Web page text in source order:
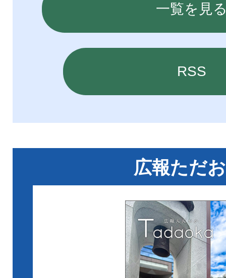
2026年07月31日
広報2026
2026年07月29日
忠岡町老
集
2026年07月29日 空家除却
2026年07月29日
【受付中
買替え促
2026年07月28日
（更新）
一覧を見
RSS
広報ただ